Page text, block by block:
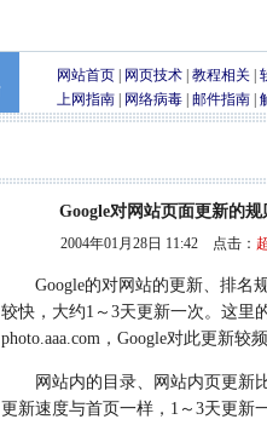
网站首页 网页技术 教程相关
上网指南
网络病毒 邮件指南
Google对网站页面更新的规
2004年01月28日 11:42 点击：
Google的对网站的更新、排名规
较快，大约1～3天更新一次。这里
photo.aaa.com，Google对此更新较频
网站内的目录、网站内页更新比
更新速度与首页一样，1～3天更新